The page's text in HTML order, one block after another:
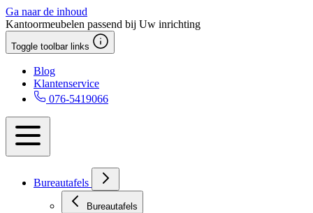
Ga naar de inhoud
Kantoormeubelen passend bij Uw inrichting
Toggle toolbar links
Blog
Klantenservice
076-5419066
Bureautafels
Bureautafels